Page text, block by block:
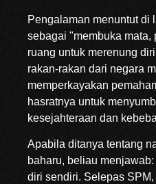
Pengalaman menuntut di
sebagai "membuka mata,
ruang untuk merenung
rakan-rakan dari negara
memperkayakan
hasratnya untuk
kesejahteraan dan
Apabila ditanya tentang
baharu, beliau
diri sendiri. Selepas